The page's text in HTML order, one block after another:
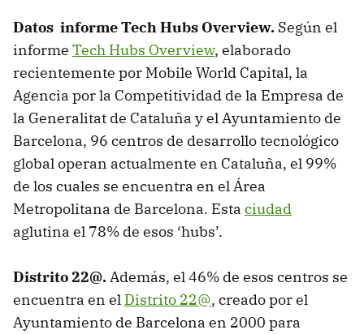
Datos informe Tech Hubs Overview. Según el
informe Tech Hubs Overview, elaborado
recientemente por Mobile World Capital, la
Agencia por la Competitividad de la Empresa de
la Generalitat de Cataluña y el Ayuntamiento de
Barcelona, 96 centros de desarrollo tecnológico
global operan actualmente en Cataluña, el 99%
de los cuales se encuentra en el Área
Metropolitana de Barcelona. Esta ciudad
aglutina el 78% de esos ‘hubs’.
Distrito 22@.Además, el 46% de esos centros se
encuentra en el Distrito 22@, creado por el
Ayuntamiento de Barcelona en 2000 para